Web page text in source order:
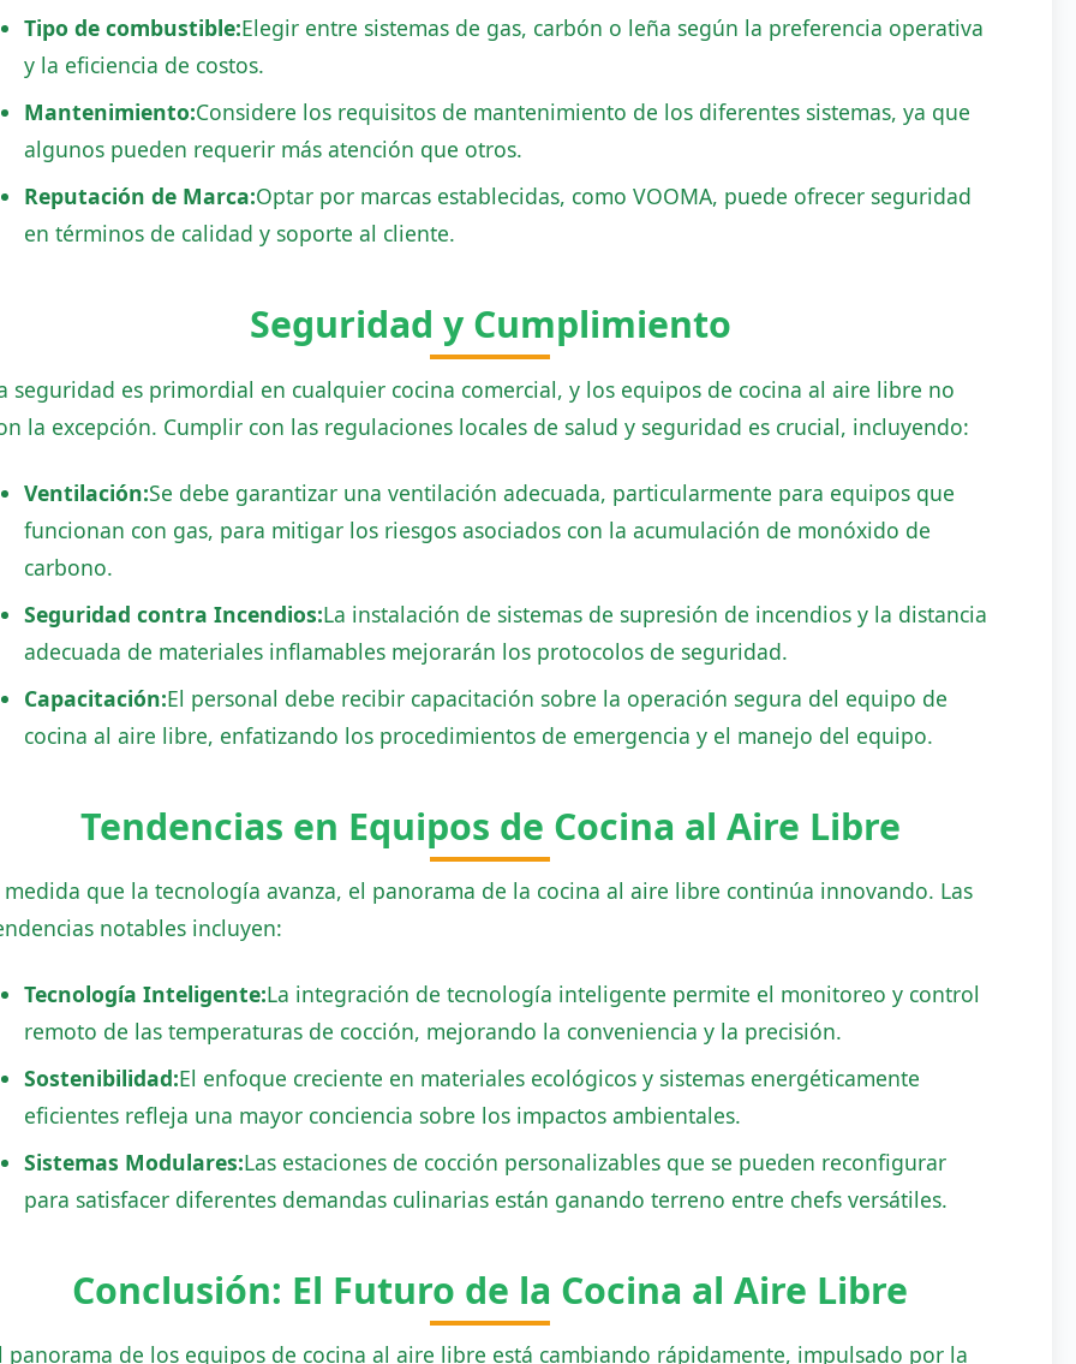
Tipo de combustible:Elegir entre sistemas de gas, carbón o leña según la preferencia operativa
y la eficiencia de costos.
Mantenimiento:Considere los requisitos de mantenimiento de los diferentes sistemas, ya que
algunos pueden requerir más atención que otros.
Reputación de Marca:Optar por marcas establecidas, como VOOMA, puede ofrecer seguridad
en términos de calidad y soporte al cliente.
Seguridad y Cumplimiento
seguridad es primordial en cualquier cocina comercial, y los equipos de cocina al aire libre no
la excepción. Cumplir con las regulaciones locales de salud y seguridad es crucial, incluyendo:
Ventilación:Se debe garantizar una ventilación adecuada, particularmente para equipos que
funcionan con gas, para mitigar los riesgos asociados con la acumulación de monóxido de
carbono.
Seguridad contra Incendios:La instalación de sistemas de supresión de incendios y la distancia
adecuada de materiales inflamables mejorarán los protocolos de seguridad.
Capacitación:El personal debe recibir capacitación sobre la operación segura del equipo de
cocina al aire libre, enfatizando los procedimientos de emergencia y el manejo del equipo.
Tendencias en Equipos de Cocina al Aire Libre
medida que la tecnología avanza, el panorama de la cocina al aire libre continúa innovando. Las
notables incluyen:
Tecnología Inteligente:La integración de tecnología inteligente permite el monitoreo y control
remoto de las temperaturas de cocción, mejorando la conveniencia y la precisión.
Sostenibilidad:El enfoque creciente en materiales ecológicos y sistemas energéticamente
eficientes refleja una mayor conciencia sobre los impactos ambientales.
Sistemas Modulares:Las estaciones de cocción personalizables que se pueden reconfigurar
para satisfacer diferentes demandas culinarias están ganando terreno entre chefs versátiles.
Conclusión: El Futuro de la Cocina al Aire Libre
panorama de los equipos de cocina al aire libre está cambiando rápidamente, impulsado por la